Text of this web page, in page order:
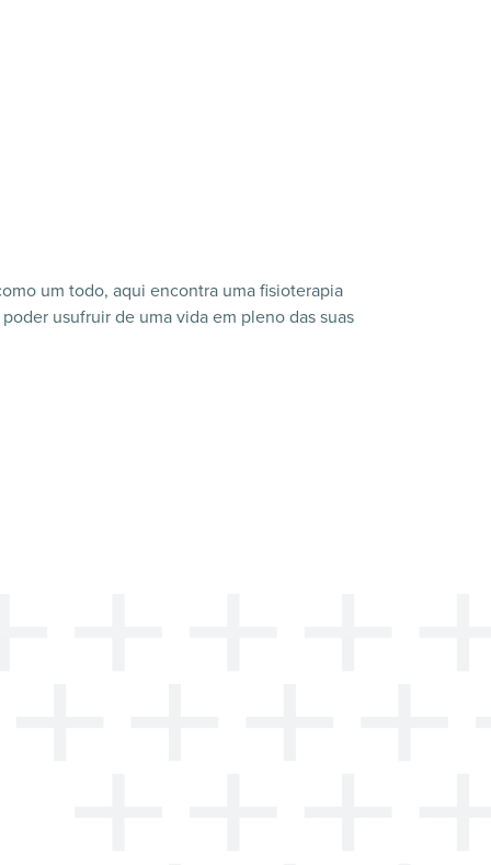
um todo, aqui encontra uma fisioterapia
usufruir de uma vida em pleno das suas